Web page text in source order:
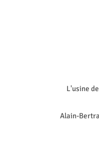
L'usine
Alain-